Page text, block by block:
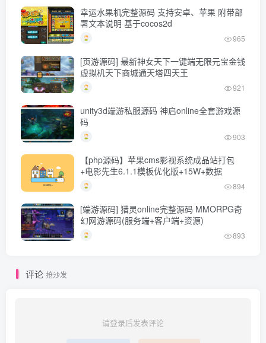
幸运水果机完整源码 支持安卓、苹果 附带部
署文本说明 基于cocos2d
965
[页游源码] 最新神女天下一键端无限元宝金钱
虚拟机天下商城通天塔四天王
921
unity3d端游私服源码 神启online全套游戏源
码
903
【php源码】苹果cms影视系统成品站打包
+电影先生6.1.1模板优化版+15W+数据
894
[端游源码] 猎灵online完整源码 MMORPG奇
幻网游源码(服务端+客户端+资源)
893
评论 抢沙发
请登录后发表评论